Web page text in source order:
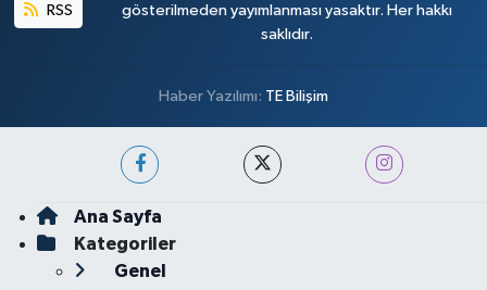
RSS
gösterilmeden yayımlanması yasaktır. Her hakkı
saklıdır.
Haber Yazılımı: TE Bilişim
Ana Sayfa
Kategoriler
Genel